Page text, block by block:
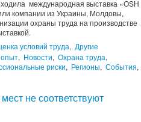
международная выставка «OSH
компании из Украины, Молдовы,
охраны труда на производстве
условий труда, Другие
, Новости, Охрана труда,
риски, Регионы, События,
не соответствуют